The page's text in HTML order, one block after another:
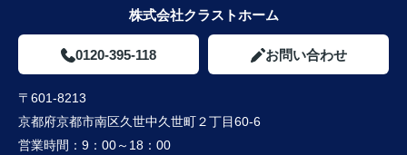
株式会社クラストホーム
0120-395-118 お問い合わせ
〒601-8213
京都府京都市南区久世中久世町２丁目60-6
営業時間： 9：00～18：00